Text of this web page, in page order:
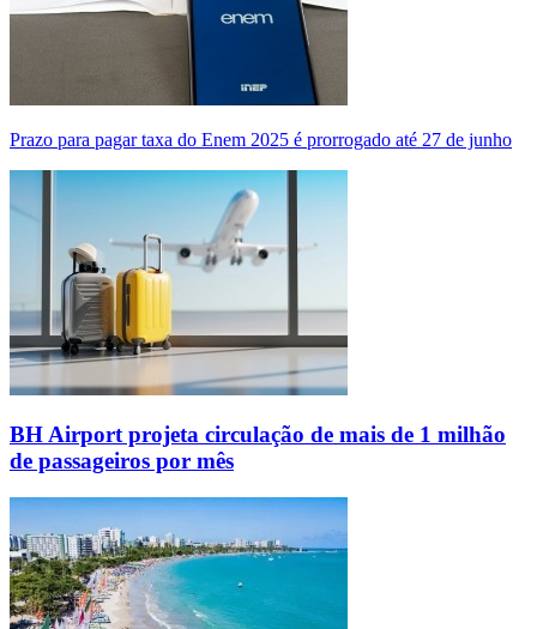
Prazo para pagar taxa do Enem 2025 é prorrogado até 27 de junho
BH Airport projeta circulação de mais de 1 milhão
de passageiros por mês